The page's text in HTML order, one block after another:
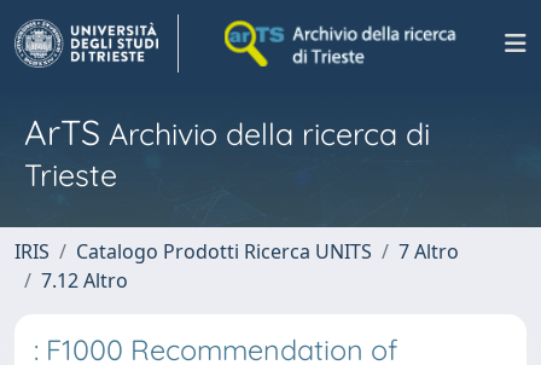
ArTS Archivio della ricerca di
Trieste
IRIS Catalogo Prodotti Ricerca UNITS
7 Altro
7.12 Altro
: F1000 Recommendation of